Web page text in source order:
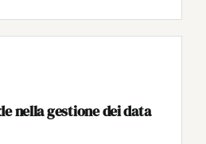
nella gestione dei data